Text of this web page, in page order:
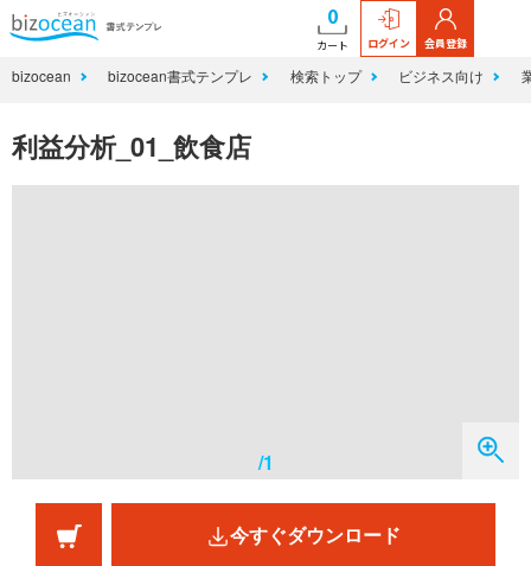
0
カート ログイン 会員登録
bizocean bizocean書式テンプレ 検索トップ ビジネス向け
利益分析_01_飲食店
/1
今すぐダウンロード